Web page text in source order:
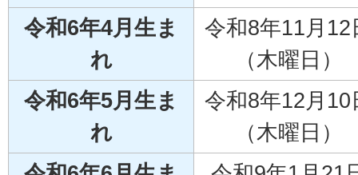
令和6年4月生ま
れ
令和8年11月12
（木曜日）
令和6年5月生ま
れ
令和8年12月10
（木曜日）